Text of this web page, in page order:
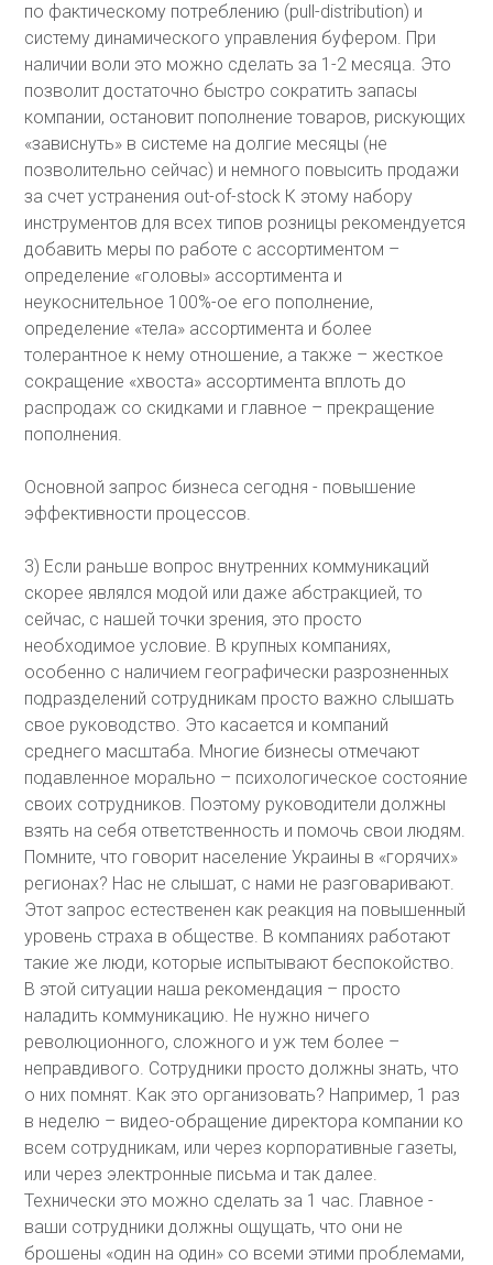
по фактическому потреблению (pull-distribution) и
систему динамического управления буфером. При
наличии воли это можно сделать за 1-2 месяца. Это
позволит достаточно быстро сократить запасы
компании, остановит пополнение товаров, рискующих
«зависнуть» в системе на долгие месяцы (не
позволительно сейчас) и немного повысить продажи
за счет устранения out-of-stock К этому набору
инструментов для всех типов розницы рекомендуется
добавить меры по работе с ассортиментом –
определение «головы» ассортимента и
неукоснительное 100%-ое его пополнение,
определение «тела» ассортимента и более
толерантное к нему отношение, а также – жесткое
сокращение «хвоста» ассортимента вплоть до
распродаж со скидками и главное – прекращение
пополнения.
Основной запрос бизнеса сегодня - повышение
эффективности процессов.
3) Если раньше вопрос внутренних коммуникаций
скорее являлся модой или даже абстракцией, то
сейчас, с нашей точки зрения, это просто
необходимое условие. В крупных компаниях,
особенно с наличием географически разрозненных
подразделений сотрудникам просто важно слышать
свое руководство. Это касается и компаний
среднего масштаба. Многие бизнесы отмечают
подавленное морально – психологическое состояние
своих сотрудников. Поэтому руководители должны
взять на себя ответственность и помочь свои людям.
Помните, что говорит население Украины в «горячих»
регионах? Нас не слышат, с нами не разговаривают.
Этот запрос естественен как реакция на повышенный
уровень страха в обществе. В компаниях работают
такие же люди, которые испытывают беспокойство.
В этой ситуации наша рекомендация – просто
наладить коммуникацию. Не нужно ничего
революционного, сложного и уж тем более –
неправдивого. Сотрудники просто должны знать, что
о них помнят. Как это организовать? Например, 1 раз
в неделю – видео-обращение директора компании ко
всем сотрудникам, или через корпоративные газеты,
или через электронные письма и так далее.
Технически это можно сделать за 1 час. Главное -
ваши сотрудники должны ощущать, что они не
брошены «один на один» со всеми этими проблемами,